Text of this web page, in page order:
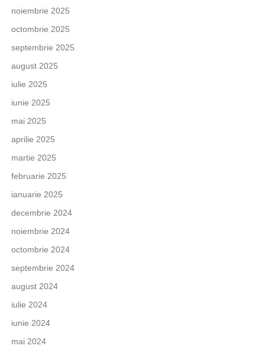
noiembrie 2025
octombrie 2025
septembrie 2025
august 2025
iulie 2025
iunie 2025
mai 2025
aprilie 2025
martie 2025
februarie 2025
ianuarie 2025
decembrie 2024
noiembrie 2024
octombrie 2024
septembrie 2024
august 2024
iulie 2024
iunie 2024
mai 2024